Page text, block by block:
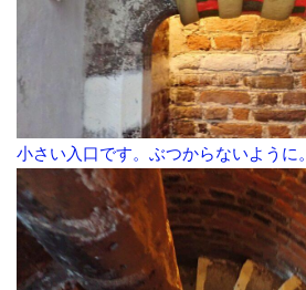
小さい入口です。ぶつからないように。